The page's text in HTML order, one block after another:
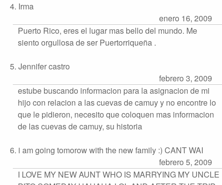
4. Irma
enero 16, 2009
Puerto Rico, eres el lugar mas bello del mundo. Me
siento orgullosa de ser Puertorriqueña .
5. Jennifer castro
febrero 3, 2009
estube buscando informacion para la asignacion de mi
hijo con relacion a las cuevas de camuy y no encontre lo
que le pidieron, necesito que coloquen mas informacion
de las cuevas de camuy, su historia
6. i am going tomorow with the new family :) CANT WAI
febrero 5, 2009
I LOVE MY NEW AUNT WHO IS MARRYING MY UNCLE